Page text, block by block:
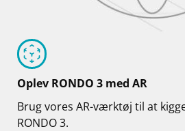
Oplev RONDO 3 med AR
Brug vores AR-værktøj til at
RONDO 3.